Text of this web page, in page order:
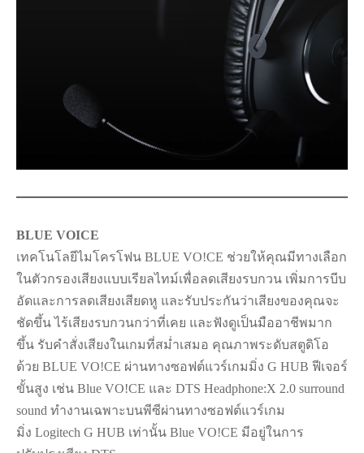
BLUE VOICE
เทคโนโลยีไมโครโฟน BLUE VO!CE ช่วยให้คุณมีทางเลือก
ในตัวกรองเสียงแบบเรียลไทม์เพื่อลดเสียงรบกวน เพิ่มการบีบ
อัดและการลดเสียงเสียดหู และรับประกันว่าเสียงของคุณจะ
ชัดขึ้น ไร้เสียงรบกวนกว่าที่เคย และฟังดูเป็นมืออาชีพมาก
ขึ้น รับคำสั่งเสียงในเกมที่สม่ำเสมอ คุณภาพระดับสตูดิโอ
ด้วย BLUE VO!CE ผ่านทางซอฟต์แวร์เกมมิ่ง G HUB ฟีเจอร์
ขั้นสูง เช่น Blue VO!CE และ DTS Headphone:X 2.0 surround
sound ทำงานเฉพาะบนพีซีผ่านทางซอฟต์แวร์เกม
มิ่ง Logitech G HUB เท่านั้น Blue VO!CE มีอยู่ในการ